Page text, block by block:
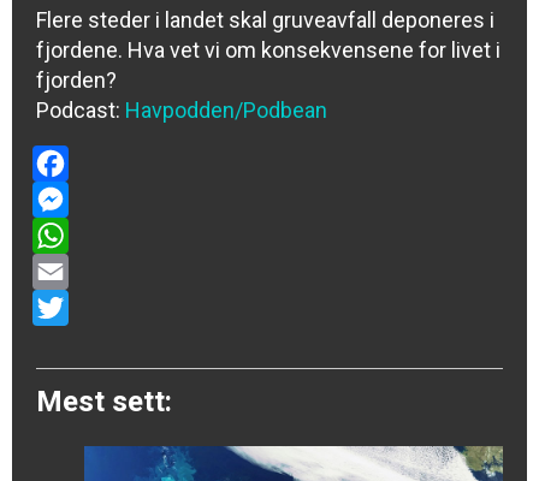
Flere steder i landet skal gruveavfall deponeres i
fjordene. Hva vet vi om konsekvensene for livet i
fjorden?
Podcast: Havpodden/Podbean
Facebook
Messenger
WhatsApp
Email
Mest sett: